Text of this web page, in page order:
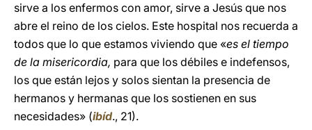
sirve a los enfermos con amor, sirve a Jesús que nos
abre el reino de los cielos. Este hospital nos recuerda a
todos que lo que estamos viviendo que «es el tiempo
de la misericordia, para que los débiles e indefensos,
los que están lejos y solos sientan la presencia de
hermanos y hermanas que los sostienen en sus
necesidades» (ibíd., 21).